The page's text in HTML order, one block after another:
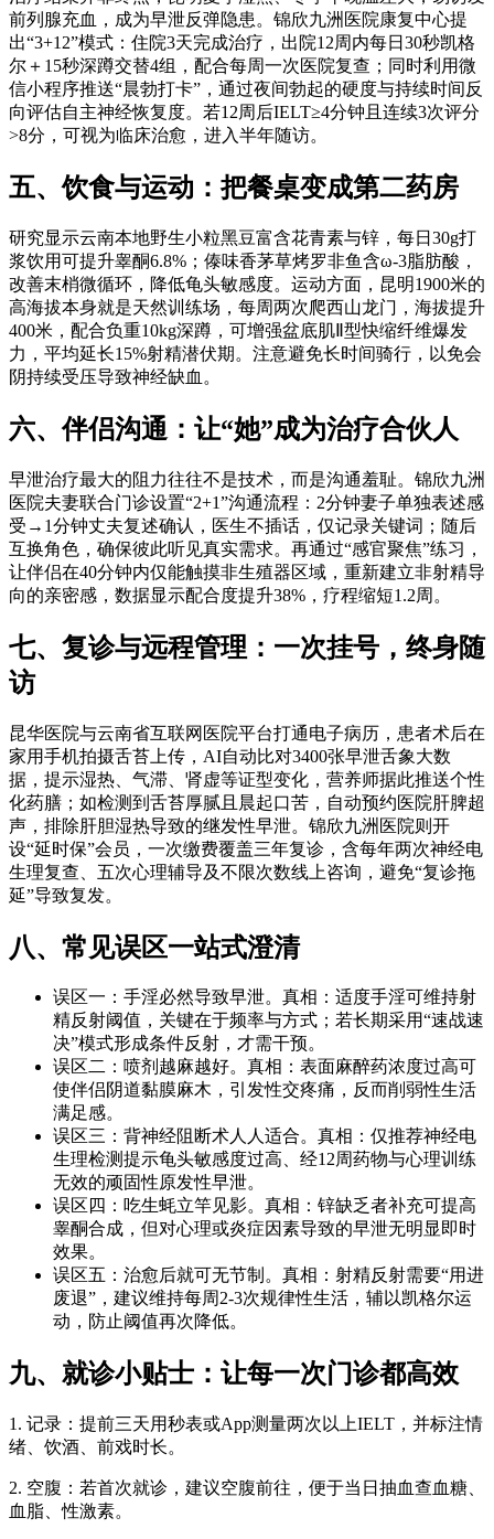
前列腺充血，成为早泄反弹隐患。锦欣九洲医院康复中心提
出“3+12”模式：住院3天完成治疗，出院12周内每日30秒凯格
尔＋15秒深蹲交替4组，配合每周一次医院复查；同时利用微
信小程序推送“晨勃打卡”，通过夜间勃起的硬度与持续时间反
向评估自主神经恢复度。若12周后IELT≥4分钟且连续3次评分
>8分，可视为临床治愈，进入半年随访。
五、饮食与运动：把餐桌变成第二药房
研究显示云南本地野生小粒黑豆富含花青素与锌，每日30g打
浆饮用可提升睾酮6.8%；傣味香茅草烤罗非鱼含ω-3脂肪酸，
改善末梢微循环，降低龟头敏感度。运动方面，昆明1900米的
高海拔本身就是天然训练场，每周两次爬西山龙门，海拔提升
400米，配合负重10kg深蹲，可增强盆底肌Ⅱ型快缩纤维爆发
力，平均延长15%射精潜伏期。注意避免长时间骑行，以免会
阴持续受压导致神经缺血。
六、伴侣沟通：让“她”成为治疗合伙人
早泄治疗最大的阻力往往不是技术，而是沟通羞耻。锦欣九洲
医院夫妻联合门诊设置“2+1”沟通流程：2分钟妻子单独表述感
受→1分钟丈夫复述确认，医生不插话，仅记录关键词；随后
互换角色，确保彼此听见真实需求。再通过“感官聚焦”练习，
让伴侣在40分钟内仅能触摸非生殖器区域，重新建立非射精导
向的亲密感，数据显示配合度提升38%，疗程缩短1.2周。
七、复诊与远程管理：一次挂号，终身随
访
昆华医院与云南省互联网医院平台打通电子病历，患者术后在
家用手机拍摄舌苔上传，AI自动比对3400张早泄舌象大数
据，提示湿热、气滞、肾虚等证型变化，营养师据此推送个性
化药膳；如检测到舌苔厚腻且晨起口苦，自动预约医院肝脾超
声，排除肝胆湿热导致的继发性早泄。锦欣九洲医院则开
设“延时保”会员，一次缴费覆盖三年复诊，含每年两次神经电
生理复查、五次心理辅导及不限次数线上咨询，避免“复诊拖
延”导致复发。
八、常见误区一站式澄清
误区一：手淫必然导致早泄。真相：适度手淫可维持射
精反射阈值，关键在于频率与方式；若长期采用“速战速
决”模式形成条件反射，才需干预。
误区二：喷剂越麻越好。真相：表面麻醉药浓度过高可
使伴侣阴道黏膜麻木，引发性交疼痛，反而削弱性生活
满足感。
误区三：背神经阻断术人人适合。真相：仅推荐神经电
生理检测提示龟头敏感度过高、经12周药物与心理训练
无效的顽固性原发性早泄。
误区四：吃生蚝立竿见影。真相：锌缺乏者补充可提高
睾酮合成，但对心理或炎症因素导致的早泄无明显即时
效果。
误区五：治愈后就可无节制。真相：射精反射需要“用进
废退”，建议维持每周2-3次规律性生活，辅以凯格尔运
动，防止阈值再次降低。
九、就诊小贴士：让每一次门诊都高效
1. 记录：提前三天用秒表或App测量两次以上IELT，并标注情
绪、饮酒、前戏时长。
2. 空腹：若首次就诊，建议空腹前往，便于当日抽血查血糖、
血脂、性激素。